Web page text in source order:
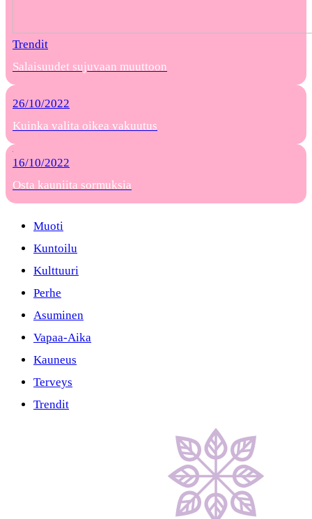
Trendit
Salaisuudet sujuvaan muuttoon
26/10/2022
Kuinka valita oikea vakuutus
16/10/2022
Osta kauniita sormuksia
Muoti
Kuntoilu
Kulttuuri
Perhe
Asuminen
Vapaa-Aika
Kauneus
Terveys
Trendit